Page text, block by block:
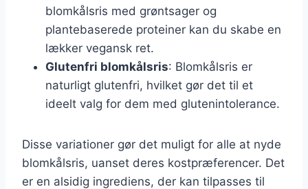
blomkålsris med grøntsager og
plantebaserede proteiner kan du skabe en
lækker vegansk ret.
Glutenfri blomkålsris: Blomkålsris er
naturligt glutenfri, hvilket gør det til et
ideelt valg for dem med glutenintolerance.
Disse variationer gør det muligt for alle at nyde
blomkålsris, uanset deres kostpræferencer. Det
er en alsidig ingrediens, der kan tilpasses til